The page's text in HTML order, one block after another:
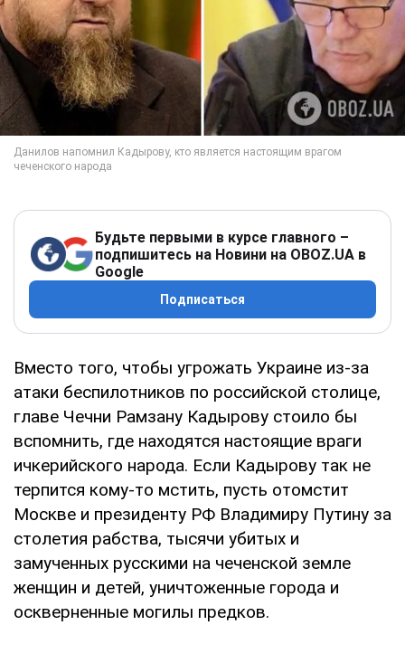
Будьте первыми в курсе главного –
подпишитесь на Новини на OBOZ.UA в
Google
Подписаться
Вместо того, чтобы угрожать Украине из-за
атаки беспилотников по российской столице,
главе Чечни Рамзану Кадырову стоило бы
вспомнить, где находятся настоящие враги
ичкерийского народа. Если Кадырову так не
терпится кому-то мстить, пусть отомстит
Москве и президенту РФ Владимиру Путину за
столетия рабства, тысячи убитых и
замученных русскими на чеченской земле
женщин и детей, уничтоженные города и
оскверненные могилы предков.